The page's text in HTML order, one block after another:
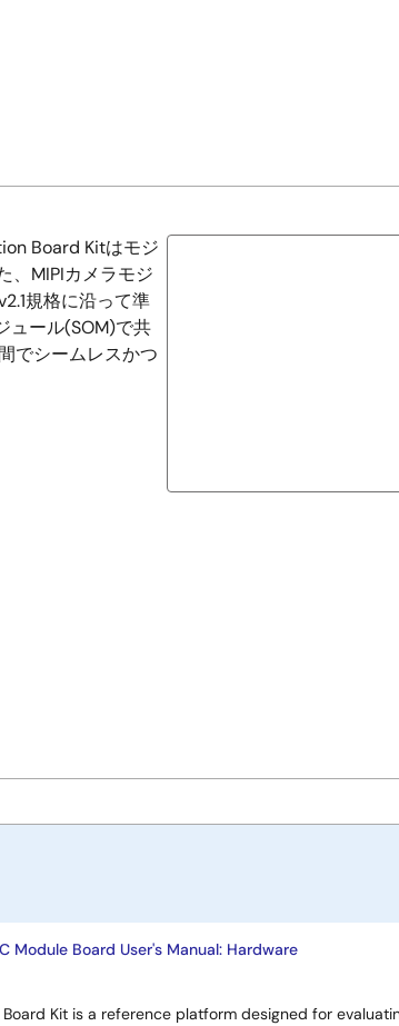
Board Kitはモジ
、MIPIカメラモジ
規格に沿って準
ュール(SOM)で共
でシームレスかつ
Module Board User's Manual: Hardware
Board Kit is a reference platform designed for